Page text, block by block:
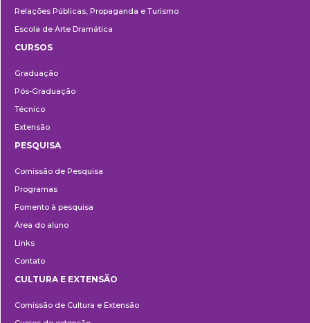
Relações Públicas, Propaganda e Turismo
Escola de Arte Dramática
CURSOS
Graduação
Pós-Graduação
Técnico
Extensão
PESQUISA
Comissão de Pesquisa
Programas
Fomento à pesquisa
Área do aluno
Links
Contato
e
CULTURA E EXTENSÃO
Comissão de Cultura e Extensão